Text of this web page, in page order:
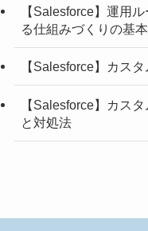
【Salesforce】運用
る仕組みづくりの基本
【Salesforce】カス
【Salesforce】カス
と対処法